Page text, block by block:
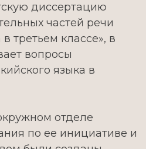
диссертацию
частей речи
третьем классе», в
вопросы
языка в
отделе
по ее инициативе и